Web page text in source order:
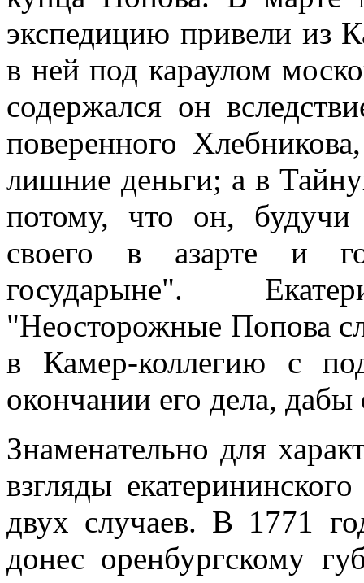
экспедицию привели из
в ней под караулом
содержался он
поверенного
лишние деньги; а в
потому, что он,
своего в азарте и
государыне".
"Неосторожные Попова
в Камер-коллегию с
окончании его дела,
Знаменательно для
взгляды
двух случаев. В 1771
донес оренбургскому